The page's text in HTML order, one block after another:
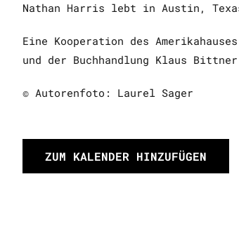
Nathan Harris lebt in Austin,
Eine Kooperation des
und der Buchhandlung Klaus
© Autorenfoto: Laurel Sager
ZUM KALENDER HINZUFÜGEN